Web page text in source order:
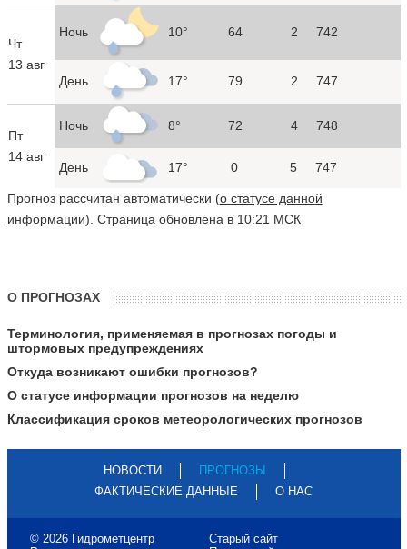
Чт
13 авг
Ночь 10° 64 2 742
День 17° 79 2 747
Пт
14 авг
Ночь 8° 72 4 748
День 17° 0 5 747
Прогноз рассчитан автоматически (о статусе данной
информации). Страница обновлена в 10:21 МСК
О ПРОГНОЗАХ
Терминология, применяемая в прогнозах погоды и
штормовых предупреждениях
Откуда возникают ошибки прогнозов?
О статусе информации прогнозов на неделю
Классификация сроков метеорологических прогнозов
НОВОСТИ
ПРОГНОЗЫ
ФАКТИЧЕСКИЕ ДАННЫЕ
О НАС
© 2026 Гидрометцентр
Старый сайт